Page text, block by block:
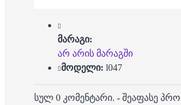
მარაგი:
არ არის მარაგში
მოდელი: l047
სულ 0 კომენტარი. - შეაფასე